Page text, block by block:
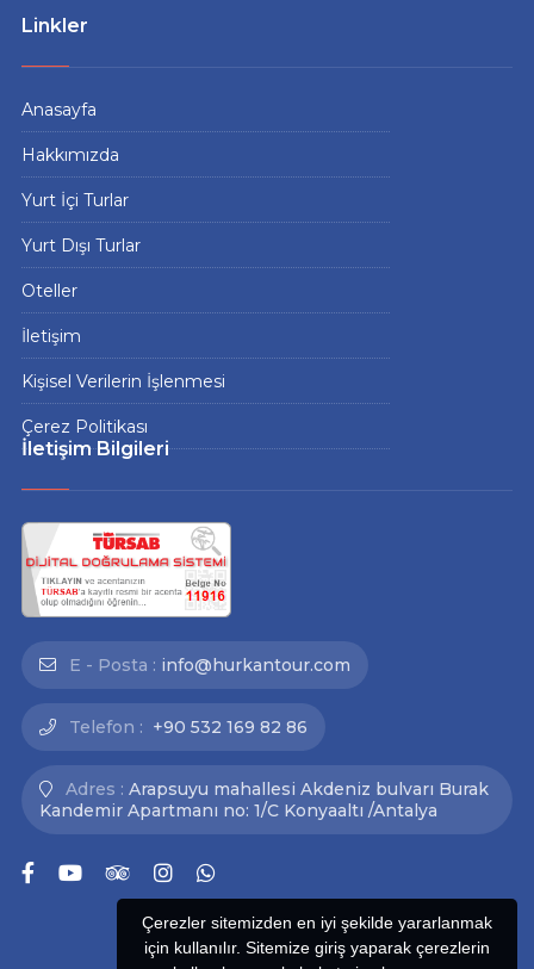
Çerezler sitemizden en iyi şekilde yararlanmak
için kullanılır. Sitemize giriş yaparak çerezlerin
Linkler
Anasayfa
Hakkımızda
Yurt İçi Turlar
Yurt Dışı Turlar
Oteller
İletişim
Kişisel Verilerin İşlenmesi
Çerez Politikası
İletişim Bilgileri
E - Posta : info@hurkantour.com
Telefon : +90 532 169 82 86
Adres : Arapsuyu mahallesi Akdeniz bulvarı Burak
Kandemir Apartmanı no: 1/C Konyaaltı /Antalya